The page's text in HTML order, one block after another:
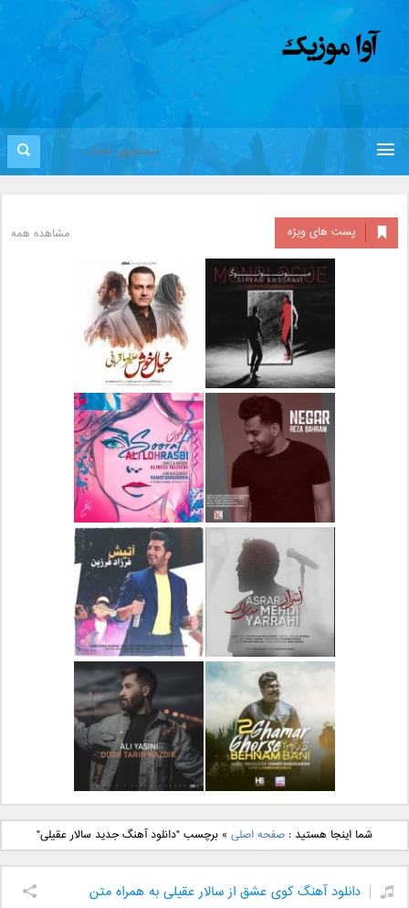
پست های ویژه مشاهده همه
دانلود آلبوم جدید سیروان
خسروی بنام مونولوگ
دانلود آهنگ جدید علیرضا
قربانی بنام خیال خوش
دانلود آهنگ جدید رضا
بهرام بنام نگار
دانلود آهنگ جدید علی
لهراسبی بنام صورت
دانلود آهنگ جدید مهدی
یراحی بنام اسرار
دانلود آهنگ جدید فرزاد
فرزین بنام آتیش
دانلود آهنگ جدید بهنام
بانی بنام قرص قمر 2
دانلود آهنگ جدید علی
یاسینی بنام دورترین نزدیک
شما اینجا هستید :صفحه اصلی »برچسب "دانلود آهنگ جدید سالار عقیلی"
دانلود آهنگ کوی عشق از سالار عقیلی به همراه متن